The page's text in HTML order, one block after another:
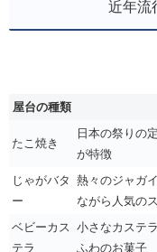
近年流
屋台の種類
たこ焼き
日本の祭りの
が特徴
じゃがバタ
ー
熱々のジャガ
ながら人気の
ベビーカス
テラ
小さなカステ
ふわのお菓子